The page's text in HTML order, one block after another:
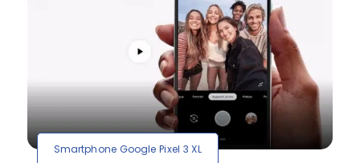
Smartphone Google Pixel 3 XL